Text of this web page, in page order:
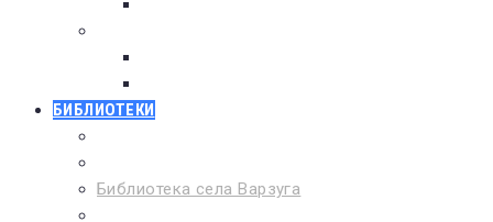
БИБЛИОТЕКИ
Библиотека села Варзуга